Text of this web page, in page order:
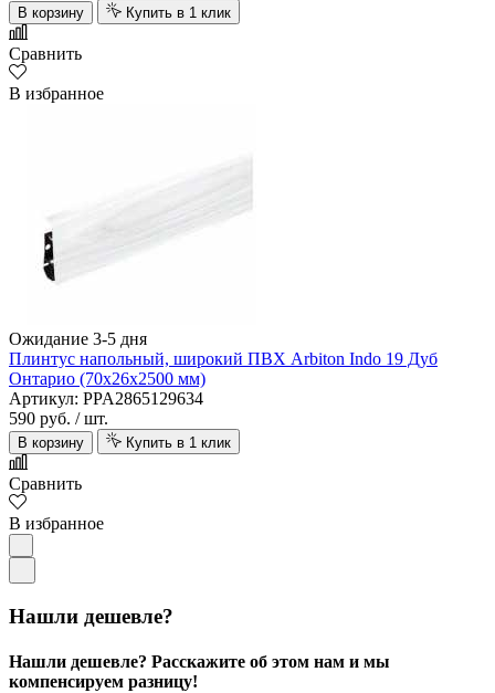
В корзину Купить в 1 клик
Сравнить
В избранное
Ожидание 3-5 дня
Плинтус напольный, широкий ПВХ Arbiton Indo 19 Дуб
Онтарио (70х26х2500 мм)
Артикул: PPA2865129634
590 руб. / шт.
В корзину Купить в 1 клик
Сравнить
В избранное
Нашли дешевле?
Нашли дешевле? Расскажите об этом нам и мы
компенсируем разницу!